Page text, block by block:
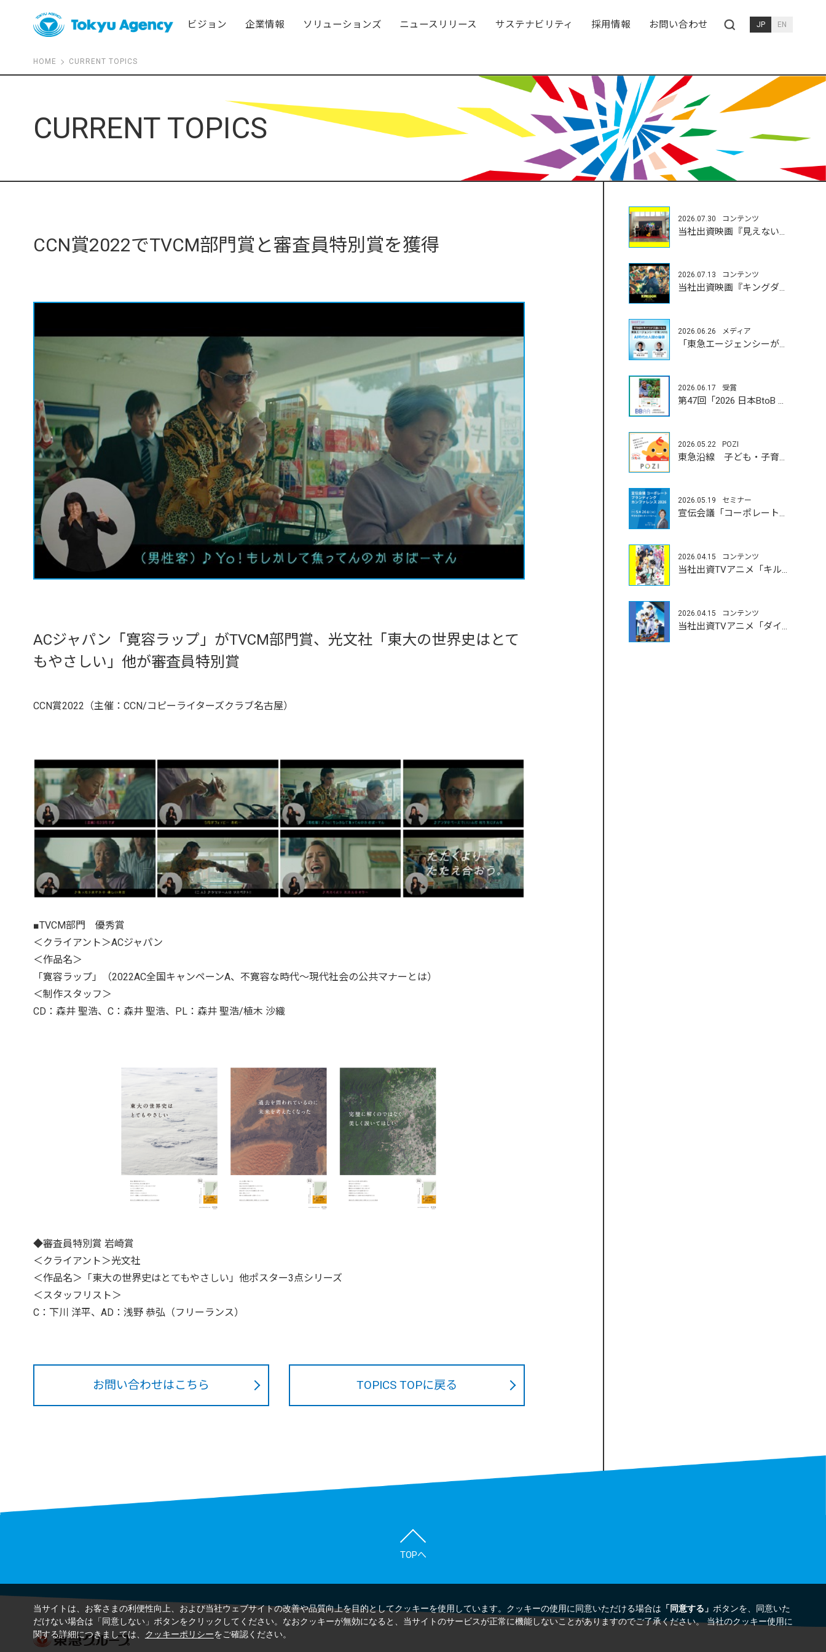
当サイトは、お客さまの利便性向上、および当社ウェブサイトの改善や品質向上を目的としてクッキーを使用しています。クッキーの使用に同意いただける場合は 「同意する」 ボタンを、同意いた
だけない場合は「同意しない」ボタンをクリックしてください。なおクッキーが無効になると、当サイトのサービスが正常に機能しないことがありますのでご了承ください。 当社のクッキー使用に
関する詳細につきましては、 クッキーポリシーをご確認ください。
ビジョン 企業情報 ソリューションズ ニュースリリース サステナビリティ 採用情報 お問い合わせ JP EN
HOME CURRENT TOPICS
CURRENT TOPICS
CCN賞2022でTVCM部門賞と審査員特別賞を獲得
ACジャパン「寛容ラップ」がTVCM部門賞、光文社「東大の世界史はとて
もやさしい」他が審査員特別賞
CCN賞2022（主催：CCN/コピーライターズクラブ名古屋）
■TVCM部門 優秀賞
＜クライアント＞ACジャパン
＜作品名＞
「寛容ラップ」（2022AC全国キャンペーンA、不寛容な時代～現代社会の公共マナーとは）
＜制作スタッフ＞
CD：森井 聖浩、C：森井 聖浩、PL：森井 聖浩/植木 沙織
◆審査員特別賞 岩崎賞
＜クライアント＞光文社
＜作品名＞「東大の世界史はとてもやさしい」他ポスター3点シリーズ
＜スタッフリスト＞
C：下川 洋平、AD：浅野 恭弘（フリーランス）
お問い合わせはこちら TOPICS TOPに戻る
2026.07.30 コンテンツ
当社出資映画『見えない娘』が富川国際映画祭にて受賞
2026.07.13 コンテンツ
当社出資映画『キングダム 魂の決戦』7月17日（金）公開！
2026.06.26 メディア
「東急エージェンシーが見つけたAI時代の人間の価値」
2026.06.17 受賞
第47回「2026 日本BtoB 広告賞」
2026.05.22 POZI
2026.05.19 セミナー
宣伝会議「コーポレートブランディングカンファレンス」
2026.04.15 コンテンツ
当社出資TVアニメ「キルアオ」4/11（土）よりOA開始
2026.04.15 コンテンツ
当社出資TVアニメ「ダイヤのA actⅡ-Second Season-」4/5（日）よりOA開始
TOPへ